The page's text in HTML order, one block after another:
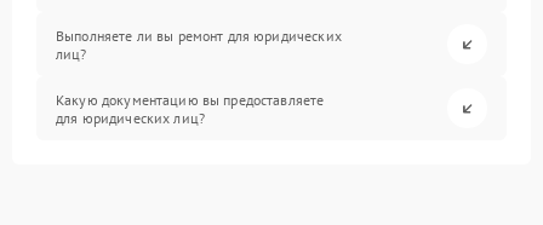
Выполняете ли вы ремонт для юридических
лиц?
Какую документацию вы предоставляете
для юридических лиц?